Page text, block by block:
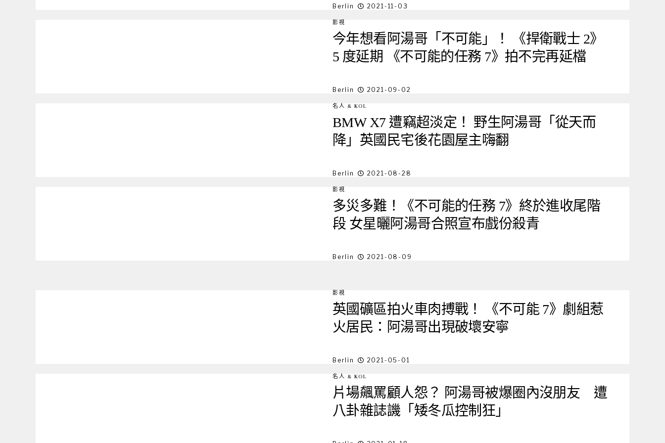
Berlin 2021-11-03
影視
今年想看阿湯哥「不可能」！ 《捍衛戰士 2》
5 度延期 《不可能的任務 7》拍不完再延檔
Berlin 2021-09-02
名人 & KOL
BMW X7 遭竊超淡定！ 野生阿湯哥「從天而
降」英國民宅後花園屋主嗨翻
Berlin 2021-08-28
影視
多災多難！《不可能的任務 7》終於進收尾階
段 女星曬阿湯哥合照宣布戲份殺青
Berlin 2021-08-09
影視
英國礦區拍火車肉搏戰！ 《不可能 7》劇組惹
火居民：阿湯哥出現破壞安寧
Berlin 2021-05-01
名人 & KOL
片場飆罵顧人怨？ 阿湯哥被爆圈內沒朋友 遭
八卦雜誌譏「矮冬瓜控制狂」